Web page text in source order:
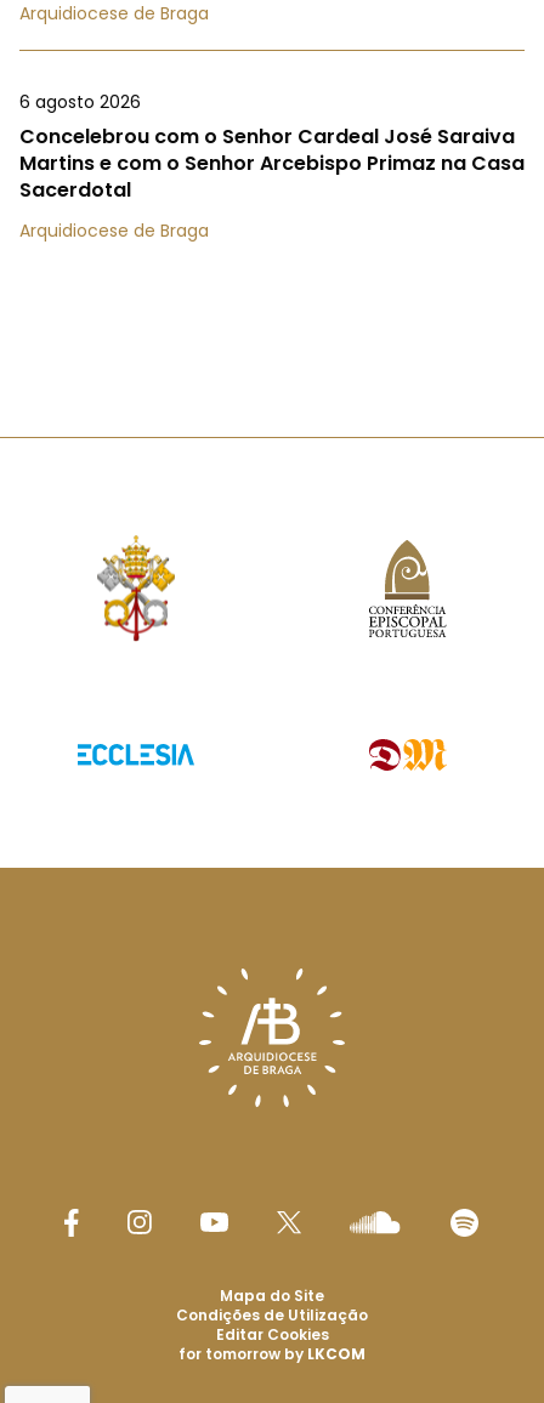
Arquidiocese de Braga
6 agosto 2026
Concelebrou com o Senhor Cardeal José Saraiva
Martins e com o Senhor Arcebispo Primaz na Casa
Sacerdotal
Arquidiocese de Braga
Mapa do Site
Condições de Utilização
Editar Cookies
for tomorrow by LKCOM